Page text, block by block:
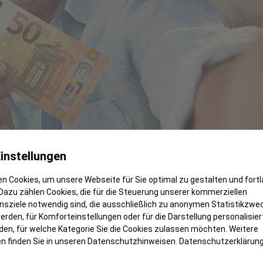
sind zum einen sicherer als die alten, da sie
10-Euro-Scheine hergestellt werden, haltbarer.
Cookies, um unsere Webseite für Sie optimal zu gestalten und
zählen Cookies, die für die Steuerung unserer kommerziellen
notwendig sind, die ausschließlich zu anonymen
für Komforteinstellungen oder für die Darstellung
für welche Kategorie Sie die Cookies zulassen möchten. Weitere
finden Sie in unseren Datenschutzhinweisen. Datenschutzerklärung